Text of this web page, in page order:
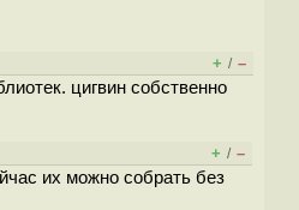
+ / –
цигвин собственно
+ / –
их можно собрать без